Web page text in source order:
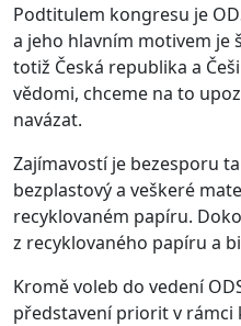
Podtitulem kongresu je
a jeho hlavním motivem je
totiž Česká republika a
vědomi, chceme na to
navázat.
Zajímavostí je bezesporu
bezplastový a veškeré
recyklovaném papíru.
z recyklovaného papíru a
Kromě voleb do vedení
představení priorit v rámci